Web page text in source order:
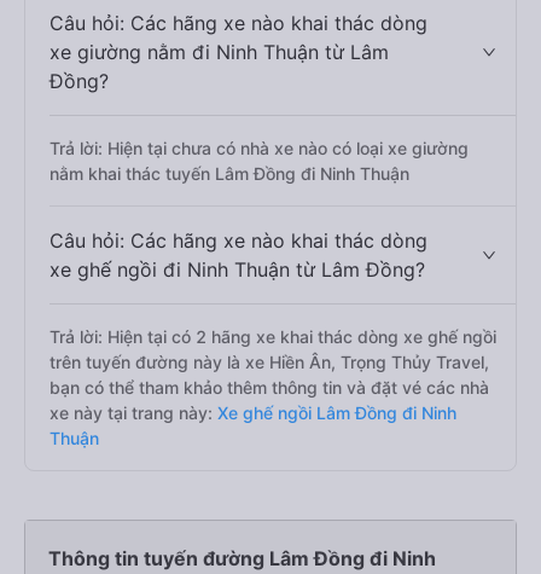
Câu hỏi: Các hãng xe nào khai thác dòng
xe giường nằm đi Ninh Thuận từ Lâm
Đồng?
Trả lời: Hiện tại chưa có nhà xe nào có loại xe giường
nằm khai thác tuyến Lâm Đồng đi Ninh Thuận
Câu hỏi: Các hãng xe nào khai thác dòng
xe ghế ngồi đi Ninh Thuận từ Lâm Đồng?
Trả lời: Hiện tại có 2 hãng xe khai thác dòng xe ghế ngồi
trên tuyến đường này là xe Hiền Ân, Trọng Thủy Travel,
bạn có thể tham khảo thêm thông tin và đặt vé các nhà
xe này tại trang này: Xe ghế ngồi Lâm Đồng đi Ninh
Thuận
Thông tin tuyến đường Lâm Đồng đi Ninh